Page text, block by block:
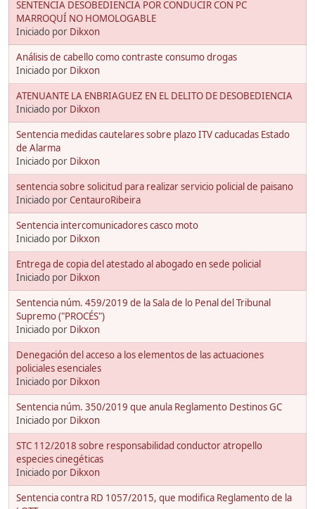
SENTENCIA DESOBEDIENCIA POR CONDUCIR CON PC
MARROQUÍ NO HOMOLOGABLE
Iniciado por Dikxon
Análisis de cabello como contraste consumo drogas
Iniciado por Dikxon
ATENUANTE LA ENBRIAGUEZ EN EL DELITO DE DESOBEDIENCIA
Iniciado por Dikxon
Sentencia medidas cautelares sobre plazo ITV caducadas Estado
de Alarma
Iniciado por Dikxon
sentencia sobre solicitud para realizar servicio policial de paisano
Iniciado porCentauroRibeira
Sentencia intercomunicadores casco moto
Iniciado por Dikxon
Entrega de copia del atestado al abogado en sede policial
Iniciado por Dikxon
Sentencia núm. 459/2019 de la Sala de lo Penal del Tribunal
Supremo ("PROCÉS")
Iniciado por Dikxon
Denegación del acceso a los elementos de las actuaciones
policiales esenciales
Iniciado por Dikxon
Sentencia núm. 350/2019 que anula Reglamento Destinos GC
Iniciado por Dikxon
STC 112/2018 sobre responsabilidad conductor atropello
especies cinegéticas
Iniciado por Dikxon
Sentencia contra RD 1057/2015, que modifica Reglamento de la